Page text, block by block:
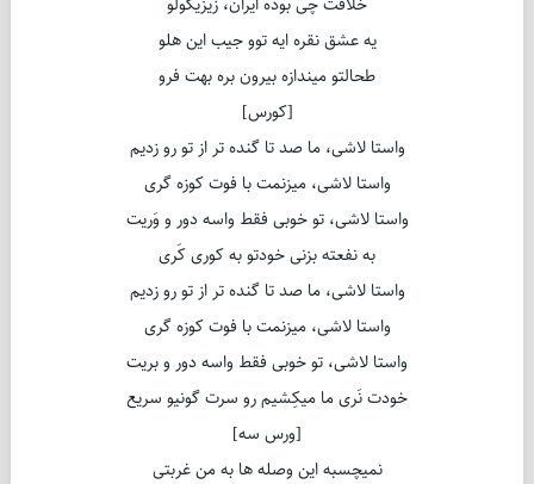
یه عشق نقره‌ ایه توو جیب این هلو
طحالتو میندازه بیرون بره بهت فرو
[کورس]
واستا لاشی، ما صد تا گنده تر از تو رو زدیم
واستا لاشی، میزنمت با فوت کوزه گری
واستا لاشی، تو خوبی فقط واسه دور و وَریت
به نفعته بزنی خودتو به کوری کَری
واستا لاشی، ما صد تا گنده تر از تو رو زدیم
واستا لاشی، میزنمت با فوت کوزه گری
واستا لاشی، تو خوبی فقط واسه دور و بریت
خودت نَری ما میکِشیم رو سرت گونیو سریع
[ورس سه]
نمیچسبه این وصله ها به من غربتی